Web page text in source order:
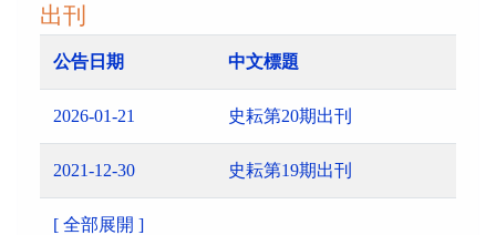
出刊
公告日期 中文標題
2026-01-21 史耘第20期出刊
2021-12-30 史耘第19期出刊
[ 全部展開 ]